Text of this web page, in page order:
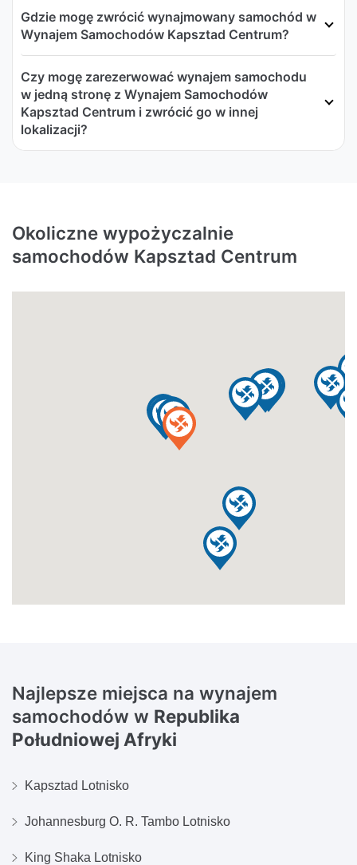
Gdzie mogę zwrócić wynajmowany samochód w
Wynajem Samochodów Kapsztad Centrum?
Czy mogę zarezerwować wynajem samochodu
w jedną stronę z Wynajem Samochodów
Kapsztad Centrum i zwrócić go w innej
lokalizacji?
Okoliczne wypożyczalnie
samochodów Kapsztad Centrum
Najlepsze miejsca na wynajem
samochodów w Republika
Południowej Afryki
Kapsztad Lotnisko
Johannesburg O. R. Tambo Lotnisko
King Shaka Lotnisko